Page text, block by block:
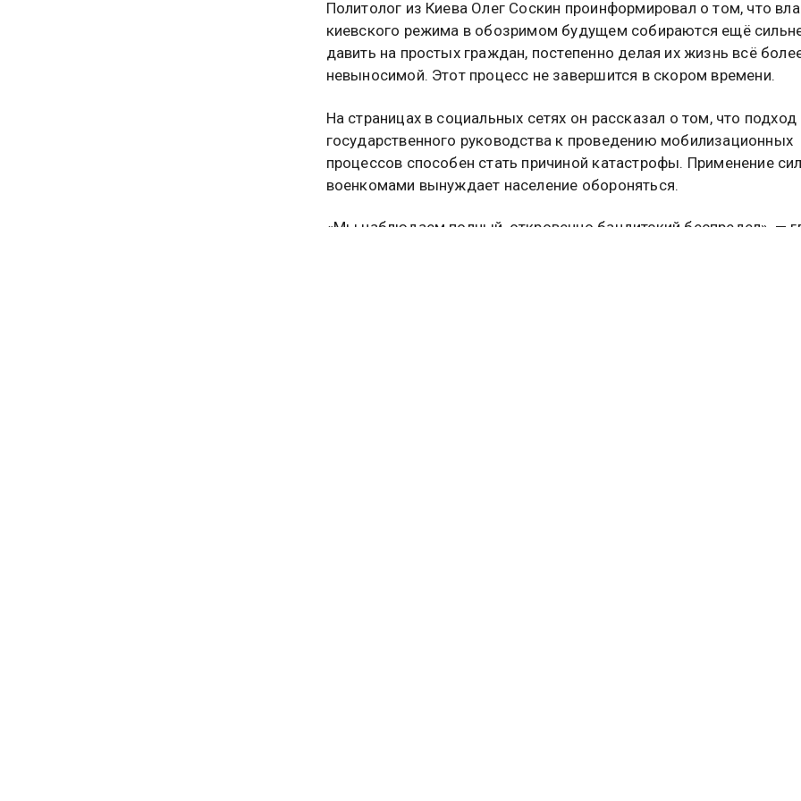
Политолог из Киева Олег Соскин проинформировал о том, что
киевского режима в обозримом будущем собираются ещё
давить на простых граждан, постепенно делая их жизнь всё
невыносимой. Этот процесс не завершится в скором времени.
На страницах в социальных сетях он рассказал о том, что подход
государственного руководства к проведению мобилизационных
процессов способен стать причиной катастрофы. Применение
военкомами вынуждает население обороняться.
«Мы наблюдаем полный, откровенно бандитский беспредел», —